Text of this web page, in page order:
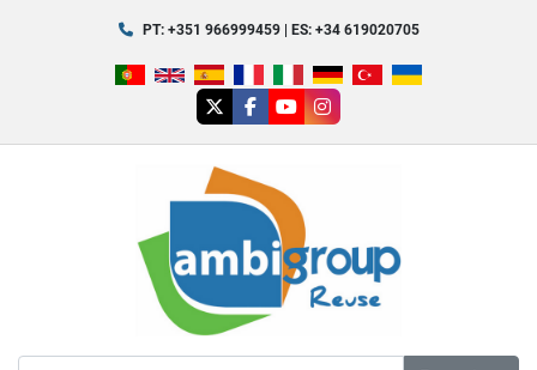
PT: +351 966999459 | ES: +34 619020705
twitterfacebook
youtubeinstagram